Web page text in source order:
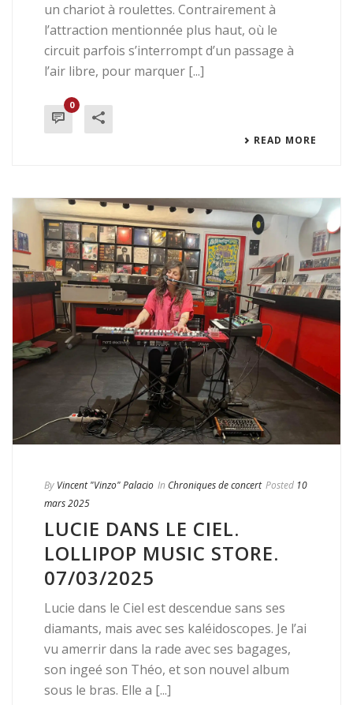
un chariot à roulettes. Contrairement à
l’attraction mentionnée plus haut, où le
circuit parfois s’interrompt d’un passage à
l’air libre, pour marquer [...]
0
READ MORE
By Vincent "Vinzo" Palacio In Chroniques de concert Posted 10
mars 2025
LUCIE DANS LE CIEL.
LOLLIPOP MUSIC STORE.
07/03/2025
Lucie dans le Ciel est descendue sans ses
diamants, mais avec ses kaléidoscopes. Je l’ai
vu amerrir dans la rade avec ses bagages,
son ingeé son Théo, et son nouvel album
sous le bras. Elle a [...]